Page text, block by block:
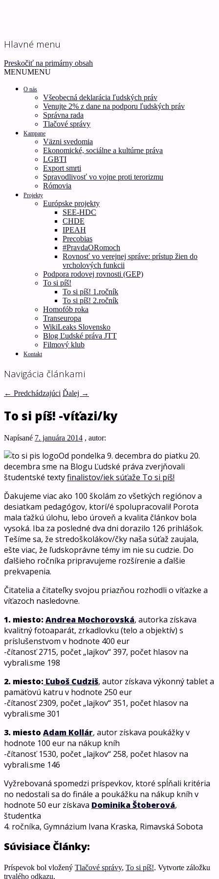
Inštitút ľudských práv –
Human Rights Institute
Ľudské práva pre všetkých!
Hlavné menu
Preskočiť na primárny obsah
MENUMENU
O nás
Všeobecná deklarácia ľudských práv
Venujte 2% z dane na podporu ľudských práv
Správna rada
Tlačové správy
Kampane
Väzni svedomia
Ekonomické, sociálne a kultúrne práva
LGBTI
Export smrti
Spravodlivosť vo vojne proti terorizmu
Rómovia
Projekty
Európske projekty
SEE-HDC
CHDE
IPEAH
Precobias
#PravdaORomoch
Rovnosť vo verejnej správe: prístup žien do
vrcholových funkcii
Podpora rodovej rovnosti (GEP)
To si píš!
To si píš! 1.ročník
To si píš! 2.ročník
Homofób roka
Transeuropa
WikiLeaks Slovensko
Blog Ľudské práva JTT
Filmový klub
Kontakt
Navigácia článkami
← Predchádzajúci Ďalej →
To si píš! -víťazi/ky
Napísané 7. januára 2014 , autor:
Od pondelka 9. decembra do piatku 20.
decembra sme na Blogu Ľudské práva zverjňovali
študentské textyfinalistov/iek súťaže To si píš!
Ďakujeme viac ako 100 školám zo všetkých regiónov a
desiatkam pedagógov, ktorí/é spolupracovali! Porota
mala ťažkú úlohu, lebo úroveň a kvalita článkov bola
vysoká. Iba za posledné dva dni dorazilo 126 prihlášok.
Tešíme sa, že stredoškolákov/čky naša súťaž zaujala,
ešte viac, že ľudskoprávne témy im nie su cudzie. Do
ďalšieho ročníka pripravujeme rozšírenie a ďalšie
prekvapenia.
Čitatelia a čitateľky svojou priazňou rozhodli o víťazke a
víťazoch nasledovne.
1. miesto: Andrea Mochorovská, autorka získava
kvalitný fotoaparát, zrkadlovku (telo a objektív) s
príslušenstvom v hodnote 400 eur
-čítanosť 2715, počet „lajkov“ 397, počet hlasov na
vybrali.sme 198
2. miesto: Ľuboš Cudziš, autor získava výkonný tablet a
pamäťovú katru v hodnote 250 eur
-čítanosť 2309, počet „lajkov“ 351, počet hlasov na
vybrali.sme 301
3. miesto Adam Kollár, autor získava poukážky v
hodnote 100 eur na nákup kníh
-čítanosť 1530, počet „lajkov“ 258, počet hlasov na
vybrali.sme 146
Vyžrebovaná spomedzi príspevkov, ktoré spĺňali kritéria
no nedostali sa do finále a poukážku na nákup kníh v
hodnote 50 eur získava Dominika Štoberová,
študentka
4. ročníka, Gymnázium Ivana Kraska, Rimavská Sobota
Súvisiace Články:
Príspevok bol vložený Tlačové správy, To si píš!. Vytvorte záložku
trvalého odkazu.